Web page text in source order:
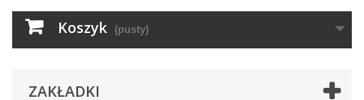
Koszyk (pusty)
ZAKŁADKI